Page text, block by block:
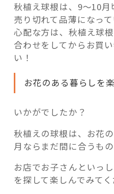
秋植え球根は、9～10
売り切れて品薄になって
心配な方は、秋植え球
合わせをしてからお買
い！
お花のある暮らしを
いかがでしたか？
秋植えの球根は、お花
月ならまだ間に合うも
お店でお子さんといっ
を探して楽しんでみて